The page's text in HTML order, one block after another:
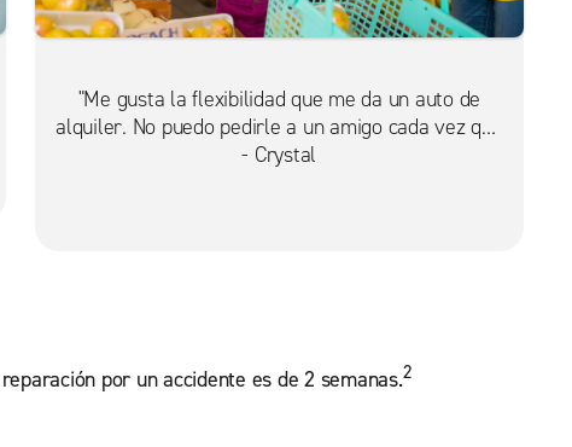
"Me gusta la flexibilidad que me da un auto de
alquiler. No puedo pedirle a un amigo cada vez que
necesito ir rápido a la tienda".
- Crystal
por un accidente es de 2 semanas.2